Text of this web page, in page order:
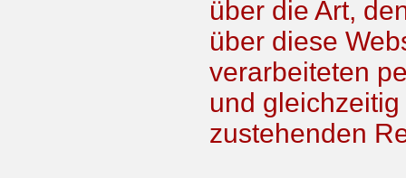
über die Art,
über diese
verarbeiteten
und
zustehenden